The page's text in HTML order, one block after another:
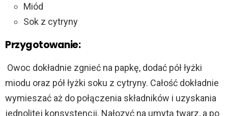
Miód
Sok z cytryny
Przygotowanie:
Owoc dokładnie zgnieć na papkę, dodać pół łyżki
miodu oraz pół łyżki soku z cytryny. Całość dokładnie
wymieszać aż do połączenia składników i uzyskania
jednolitej konsystencji. Nałozyć na umytą twarz, a po